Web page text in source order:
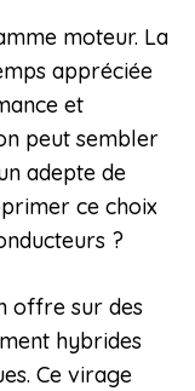
moteur. La
appréciée
et
peut sembler
adepte de
ce choix
?
offre sur des
hybrides
Ce virage